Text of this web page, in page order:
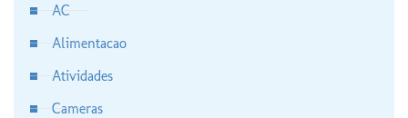
AC
Alimentacao
Atividades
Cameras